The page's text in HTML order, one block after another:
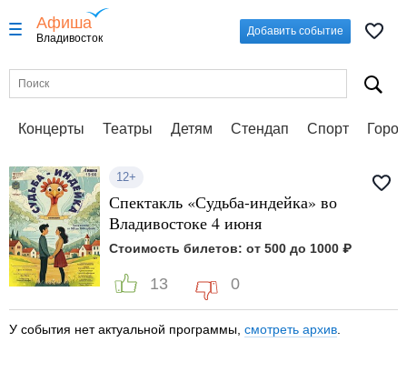
Афиша
Владивосток
Добавить событие
Концерты Театры Детям Стендап Спорт
12+
Спектакль «Судьба-индейка» во
Владивостоке 4 июня
Стоимость билетов: от 500 до 1000 ₽
13 0
У события нет актуальной программы, смотреть архив